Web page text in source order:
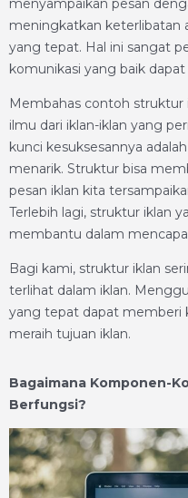
menyampaikan pesan
meningkatkan keterlibatan
yang tepat. Hal ini sangat
komunikasi yang baik
Membahas contoh struktur
ilmu dari iklan-iklan yang
kunci kesuksesannya
menarik. Struktur bisa
pesan iklan kita
Terlebih lagi, struktur iklan
membantu dalam
Bagi kami, struktur iklan
terlihat dalam iklan.
yang tepat dapat memberi
meraih tujuan iklan.
Bagaimana Komponen-
Berfungsi?